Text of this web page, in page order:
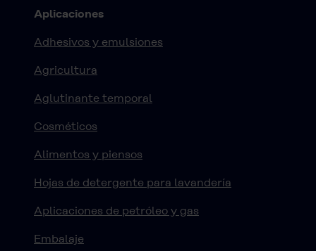
Aplicaciones
Adhesivos y emulsiones
Agricultura
Aglutinante temporal
Cosméticos
Alimentos y piensos
Hojas de detergente para lavandería
Aplicaciones de petróleo y gas
Embalaje